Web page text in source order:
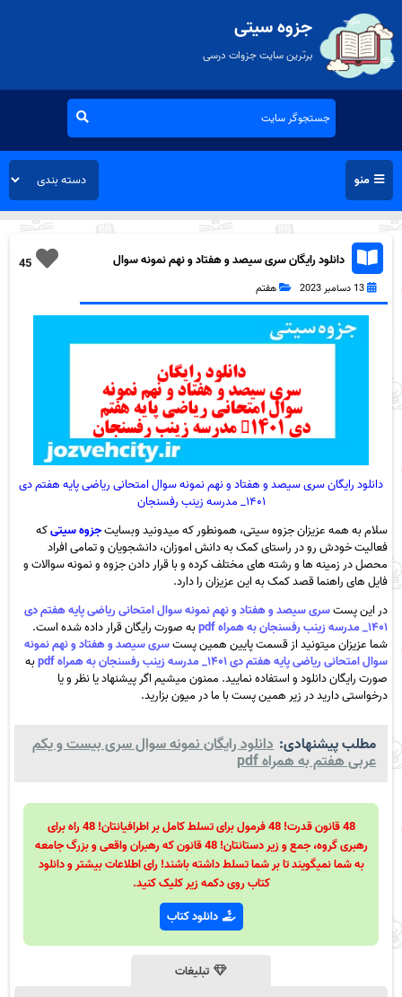
جزوه سیتی
برترین سایت جزوات درسی
منو
45
دانلود رایگان سری سیصد و هفتاد و نهم نمونه سوال
ریاضی هفتم به همراه pdf
13 دسامبر 2023 هفتم
دانلود رایگان سری سیصد و هفتاد و نهم نمونه سوال امتحانی ریاضی پایه هفتم دی
۱۴۰۱_ مدرسه زینب رفسنجان
سلام به همه عزیزان جزوه سیتی، همونطور که میدونید وبسایتجزوه سیتیکه
فعالیت خودش رو در راستای کمک به دانش اموزان، دانشجویان و تمامی افراد
محصل در زمینه ها و رشته های مختلف کرده و با قرار دادن جزوه و نمونه سوالات و
فایل های راهنما قصد کمک به این عزیزان را دارد.
در این پستسری سیصد و هفتاد و نهم نمونه سوال امتحانی ریاضی پایه هفتم دی
۱۴۰۱_ مدرسه زینب رفسنجان به همراه pdf
به صورت رایگان قرار داده شده است.
شما عزیزان میتونید از قسمت پایین همین پستسری سیصد و هفتاد و نهم نمونه
سوال امتحانی ریاضی پایه هفتم دی ۱۴۰۱_ مدرسه زینب رفسنجان به همراه pdf
به
صورت رایگان دانلود و استفاده نمایید. ممنون میشیم اگر پیشنهاد یا نظر و یا
درخواستی دارید در زیر همین پست با ما در میون بزارید.
مطلب پیشنهادی: دانلود رایگان نمونه سوال سری بیست و یکم
عربی هفتم به همراه pdf
48 قانون قدرت! 48 فرمول برای تسلط کامل بر اطرافیانتان! 48 راه برای
رهبری گروه، جمع و زیر دستانتان! 48 قانون که رهبران واقعی و بزرگ جامعه
به شما نمیگویند تا بر شما تسلط داشته باشند! رای اطلاعات بیشتر و دانلود
کتاب روی دکمه زیر کلیک کنید.
دانلود کتاب
تبلیغات